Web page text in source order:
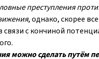
преступления
, однако, скорее
с кончиной
можно сделать путём